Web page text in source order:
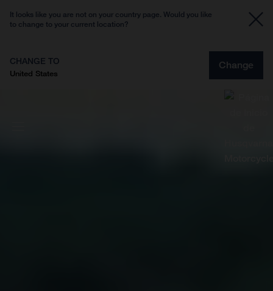
It looks like you are not on your country page. Would you like
to change to your current location?
CHANGE TO
United States
Change